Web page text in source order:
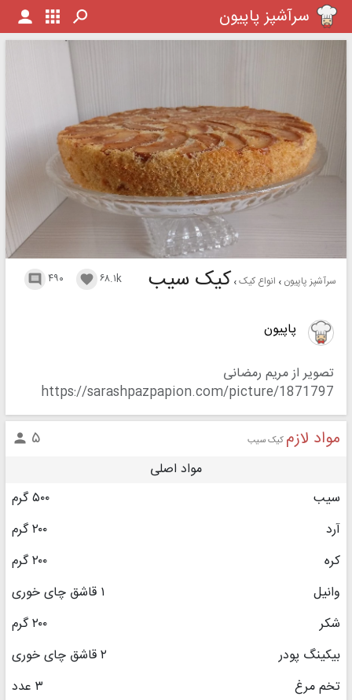
سرآشپز پاپیون
سرآشپز پاپیون انواع کیک کیک سیب ۴۹۰  ۶۸.۱k 
پاپیون
تصویر از مریم رمضانی
https://sarashpazpapion.com/picture/1871797
مواد لازم کیک سیب ۵ 
مواد اصلی
سیب
۵۰۰ گرم
آرد
۲۰۰ گرم
کره
۲۰۰ گرم
وانیل
۱ قاشق چای خوری
شکر
۲۰۰ گرم
بیکینگ پودر
۲ قاشق چای خوری
تخم مرغ
۳ عدد